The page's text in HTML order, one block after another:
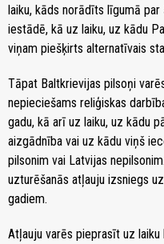
laiku, kāds norādīts līgumā
iestādē, kā uz laiku, uz kādu
viņam piešķirts alternatīvais
Tāpat Baltkrievijas pilsoņi
nepieciešams reliģiskas
gadu, kā arī uz laiku, uz kādu
aizgādnība vai uz kādu viņš
pilsonim vai Latvijas
uzturēšanās atļauju izsniegs
gadiem.
Atļauju varēs pieprasīt uz